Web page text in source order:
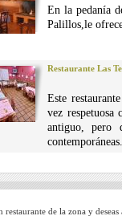
En la pedanía
Palillos,le
Restaurante Las
Este
vez
antiguo, pero
contemporáneas.
restaurante de la zona y